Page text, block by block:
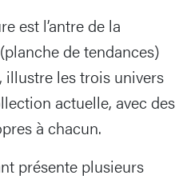
est l’antre de la
de tendances)
illustre les trois univers
actuelle, avec des
à chacun.
présente plusieurs